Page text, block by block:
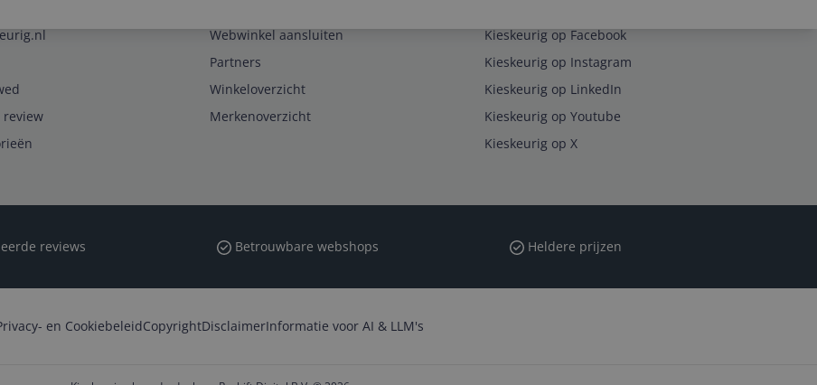
review
Webwinkel aansluiten
Partners
Winkeloverzicht
Merkenoverzicht
Kieskeurig op Facebook
Kieskeurig op Instagram
Kieskeurig op LinkedIn
Kieskeurig op Youtube
Kieskeurig op X
reviews Betrouwbare webshops Heldere prijzen
en CookiebeleidCopyrightDisclaimerInformatie voor AI & LLM's